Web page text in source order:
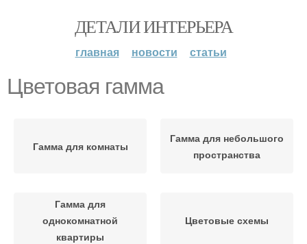
ДЕТАЛИ ИНТЕРЬЕРА
главная новости статьи
Цветовая гамма
Гамма для комнаты
Гамма для небольшого
пространства
Гамма для
однокомнатной
квартиры
Цветовые схемы